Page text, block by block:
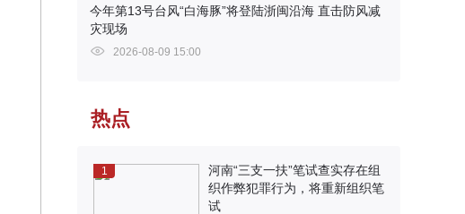
今年第13号台风“白海豚”将登陆浙闽沿海 直击防风减
灾现场
2026-08-09 15:00
热点
1
河南“三支一扶”笔试查实存在组
织作弊犯罪行为，将重新组织笔
试